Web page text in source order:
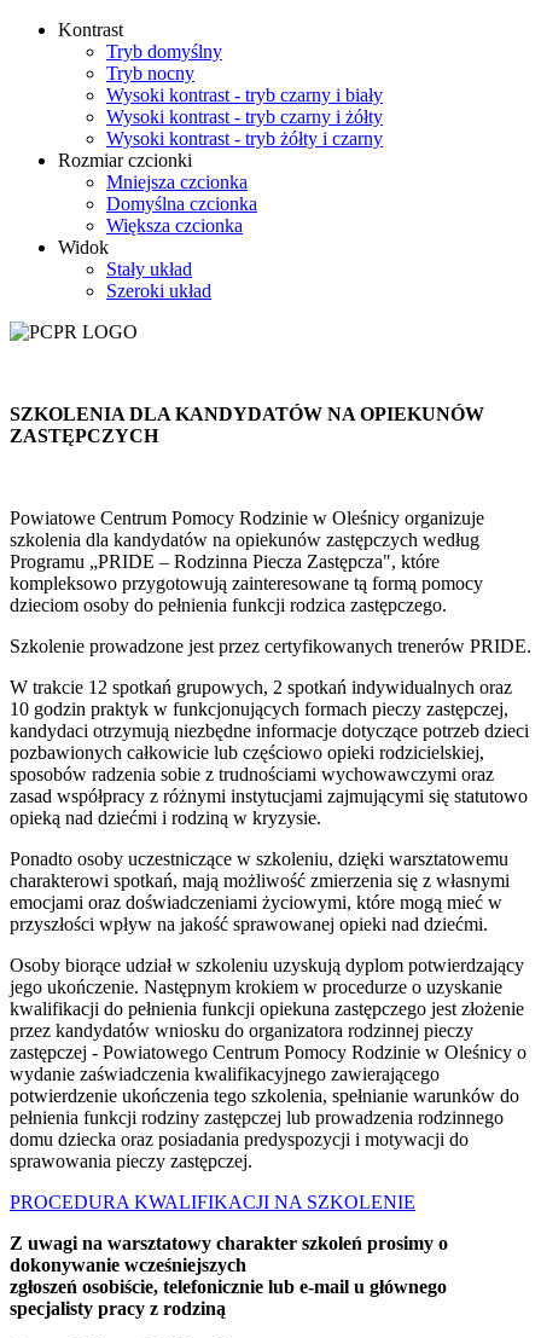
Kontrast
Tryb domyślny
Tryb nocny
Wysoki kontrast - tryb czarny i biały
Wysoki kontrast - tryb czarny i żółty
Wysoki kontrast - tryb żółty i czarny
Rozmiar czcionki
Mniejsza czcionka
Domyślna czcionka
Większa czcionka
Widok
Stały układ
Szeroki układ
SZKOLENIA DLA KANDYDATÓW NA OPIEKUNÓW
ZASTĘPCZYCH
Powiatowe Centrum Pomocy Rodzinie w Oleśnicy organizuje
szkolenia dla kandydatów na opiekunów zastępczych według
Programu „PRIDE – Rodzinna Piecza Zastępcza", które
kompleksowo przygotowują zainteresowane tą formą pomocy
dzieciom osoby do pełnienia funkcji rodzica zastępczego.
Szkolenie prowadzone jest przez certyfikowanych trenerów PRIDE.
W trakcie 12 spotkań grupowych, 2 spotkań indywidualnych oraz
10 godzin praktyk w funkcjonujących formach pieczy zastępczej,
kandydaci otrzymują niezbędne informacje dotyczące potrzeb dzieci
pozbawionych całkowicie lub częściowo opieki rodzicielskiej,
sposobów radzenia sobie z trudnościami wychowawczymi oraz
zasad współpracy z różnymi instytucjami zajmującymi się statutowo
opieką nad dziećmi i rodziną w kryzysie.
Ponadto osoby uczestniczące w szkoleniu, dzięki warsztatowemu
charakterowi spotkań, mają możliwość zmierzenia się z własnymi
emocjami oraz doświadczeniami życiowymi, które mogą mieć w
przyszłości wpływ na jakość sprawowanej opieki nad dziećmi.
Osoby biorące udział w szkoleniu uzyskują dyplom potwierdzający
jego ukończenie. Następnym krokiem w procedurze o uzyskanie
kwalifikacji do pełnienia funkcji opiekuna zastępczego jest złożenie
przez kandydatów wniosku do organizatora rodzinnej pieczy
zastępczej - Powiatowego Centrum Pomocy Rodzinie w Oleśnicy o
wydanie zaświadczenia kwalifikacyjnego zawierającego
potwierdzenie ukończenia tego szkolenia, spełnianie warunków do
pełnienia funkcji rodziny zastępczej lub prowadzenia rodzinnego
domu dziecka oraz posiadania predyspozycji i motywacji do
sprawowania pieczy zastępczej.
PROCEDURA KWALIFIKACJI NA SZKOLENIE
Z uwagi na warsztatowy charakter szkoleń prosimy o
dokonywanie wcześniejszych
zgłoszeń osobiście, telefonicznie lub e-mail u głównego
specjalisty pracy z rodziną